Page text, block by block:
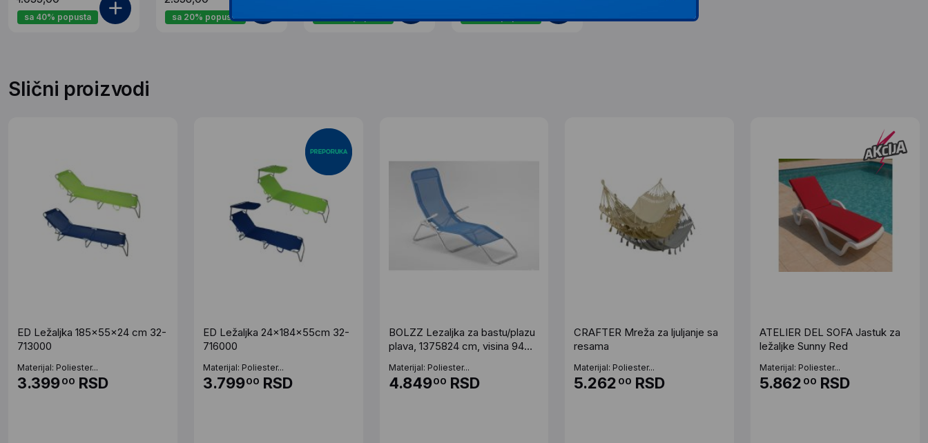
sa 40% popusta sa 20% popusta sa 20% popusta sa 20% popusta
Slični proizvodi
ED Ležaljka 185x55x24 cm 32-
713000
Materijal: Poliester...
3.39900 RSD
ED Ležaljka 24x184x55cm 32-
716000
Materijal: Poliester...
3.79900 RSD
BOLZZ Lezaljka za bastu/plazu
plava, 1375824 cm, visina 94
Materijal: Poliester...
4.84900 RSD
CRAFTER Mreža za ljuljanje sa
resama
Materijal: Poliester...
5.262 00 RSD
ATELIER DEL SOFA Jastuk za
ležaljke Sunny Red
Materijal: Poliester...
5.862 00 RSD